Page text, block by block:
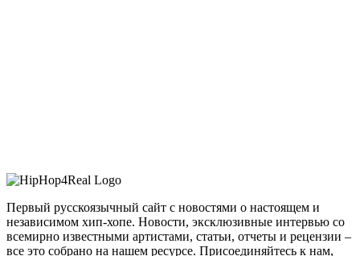
Первый русскоязычный сайт с новостями о настоящем и
независимом хип-хопе. Новости, эксклюзивные интервью со
всемирно известными артистами, статьи, отчеты и рецензии –
все это собрано на нашем ресурсе. Присоединяйтесь к нам,